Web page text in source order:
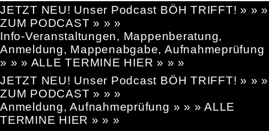
JETZT NEU! Unser Podcast BÖH TRIFFT! » » »
ZUM PODCAST » » »
Info-Veranstaltungen, Mappenberatung,
Anmeldung, Mappenabgabe, Aufnahmeprüfung
» » » ALLE TERMINE HIER » » »
JETZT NEU! Unser Podcast BÖH TRIFFT! » » »
ZUM PODCAST » » »
Anmeldung, Aufnahmeprüfung » » » ALLE
TERMINE HIER » » »